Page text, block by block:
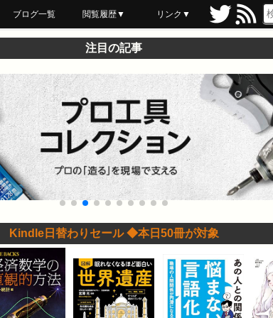
ブログ一覧 閲覧履歴▼
最近読んだ
あとで読む
ブックマーク
リンク▼
注目の記事
Kindle日替わりセール ◆本日50冊が対象